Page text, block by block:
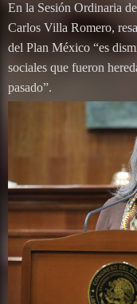
En la Sesión Ordinaria
Carlos Villa Romero,
del Plan México “es
sociales que fueron
pasado”.